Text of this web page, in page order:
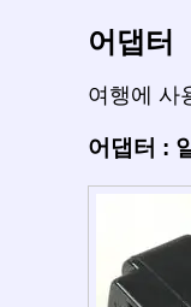
어댑터
여행에 사
어댑터 :